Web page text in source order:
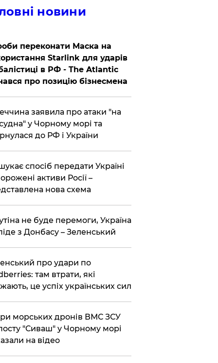
новини
переконати Маска на
Starlink для ударів
в РФ - The Atlantic
про позицію бізнесмена
заявила про атаки "на
судна" у Чорному морі та
до РФ і України
спосіб передати Україні
активи Росії –
​​нова схема
не буде перемоги, Україна
з Донбасу – Зеленський
про удари по
там втрати, які
це успіх українських сил
морських дронів ВМС ЗСУ
"Сиваш" у Чорному морі
на відео